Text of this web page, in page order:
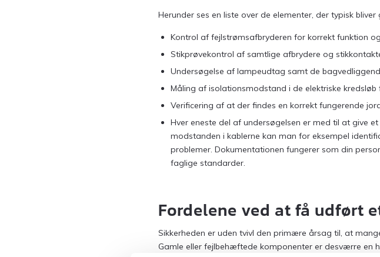
Herunder ses en liste over de elementer, der typisk
Kontrol af fejlstrømsafbryderen for korrekt funktion
Stikprøvekontrol af samtlige afbrydere og
Undersøgelse af lampeudtag samt de
Måling af isolationsmodstand i de elektriske
Verificering af at der findes en korrekt fungerende
Hver eneste del af undersøgelsen er med til at give
modstanden i kablerne kan man for eksempel
problemer. Dokumentationen fungerer som din
faglige standarder.
Fordelene ved at få udført
Sikkerheden er uden tvivl den primære årsag til, at
Gamle eller fejlbehæftede komponenter er desværre en